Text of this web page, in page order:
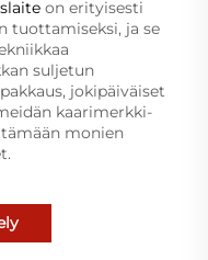
on erityisesti
tuottamiseksi, ja se
suljetun
jokipäiväiset
kaarimerkki-
monien